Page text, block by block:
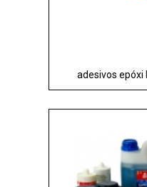
adesivos epóxi